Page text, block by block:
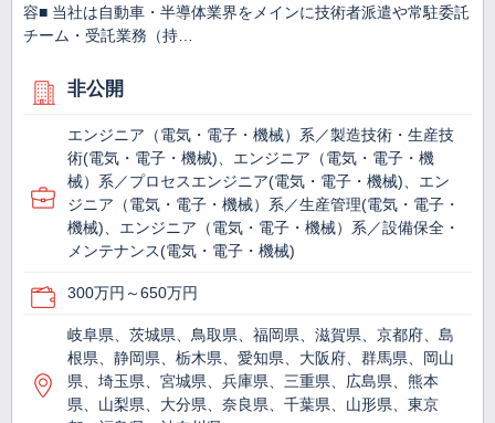
容■ 当社は自動車・半導体業界をメインに技術者派遣や常駐委託
チーム・受託業務（持…
非公開
エンジニア（電気・電子・機械）系／製造技術・生産技
術(電気・電子・機械)、エンジニア（電気・電子・機
械）系／プロセスエンジニア(電気・電子・機械)、エン
ジニア（電気・電子・機械）系／生産管理(電気・電子・
機械)、エンジニア（電気・電子・機械）系／設備保全・
メンテナンス(電気・電子・機械)
300万円～650万円
岐阜県、茨城県、鳥取県、福岡県、滋賀県、京都府、島
根県、静岡県、栃木県、愛知県、大阪府、群馬県、岡山
県、埼玉県、宮城県、兵庫県、三重県、広島県、熊本
県、山梨県、大分県、奈良県、千葉県、山形県、東京